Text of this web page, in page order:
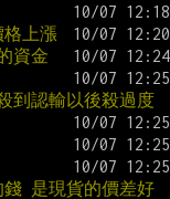
上漲
資金
到認輸以後殺過度
是現貨的價差好